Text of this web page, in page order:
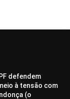
defendem
à tensão com
(o